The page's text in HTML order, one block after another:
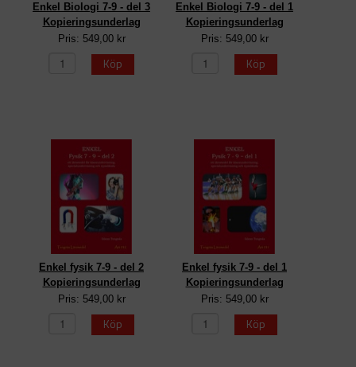
Enkel Biologi 7-9 - del 3
Kopieringsunderlag
Pris: 549,00 kr
Köp
Enkel Biologi 7-9 - del 1
Kopieringsunderlag
Pris: 549,00 kr
Köp
Enkel fysik 7-9 - del 2
Kopieringsunderlag
Pris: 549,00 kr
Köp
Enkel fysik 7-9 - del 1
Kopieringsunderlag
Pris: 549,00 kr
Köp